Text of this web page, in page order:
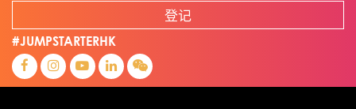
登记
#JUMPSTARTERHK